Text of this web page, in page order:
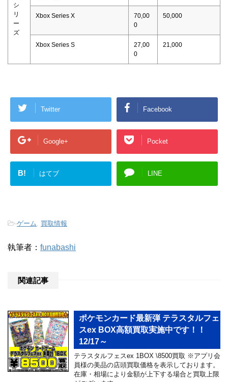
シ
リ
ー
ズ
Xbox Series X
70,00
0
50,000
Xbox Series S
27,00
0
21,000
Twitter Facebook
Google+ Pocket
B! はてブ LINE
-ゲーム 買取情報
執筆者： funabashi
関連記事
ポケモンカード最新弾 テラスタルフェ
スex BOX高額買取実施中です！！
12/17～
テラスタルフェスex 1BOX \8500買取 ※アプリ会
員様の美品の店頭買取価格を表示しております。
在庫・相場により金額が上下する場合と買取上限